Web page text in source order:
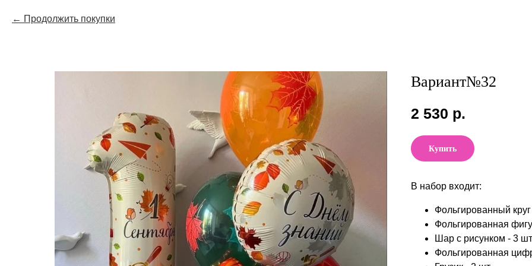
Продолжить покупки
Вариант№32
2 530 р.
Купить
В набор входит:
Фольгированный
Фольгированная
Шар с рисунком - 3
Фольгированная